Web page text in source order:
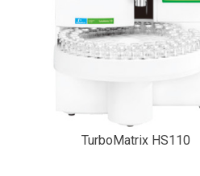
TurboMatrix HS110